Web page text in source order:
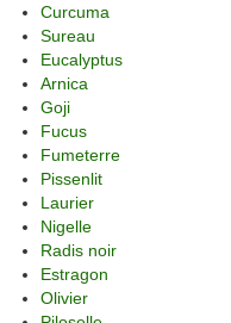
Curcuma
Sureau
Eucalyptus
Arnica
Goji
Fucus
Fumeterre
Pissenlit
Laurier
Nigelle
Radis noir
Estragon
Olivier